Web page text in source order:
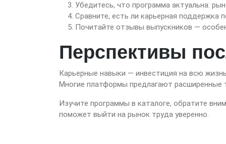
Убедитесь, что программа актуальна:
Сравните, есть ли карьерная поддержка
Почитайте отзывы выпускников —
Перспективы
Карьерные навыки — инвестиция на всю
Многие платформы предлагают расширенные
Изучите программы в каталоге, обратите
поможет выйти на рынок труда уверенно.